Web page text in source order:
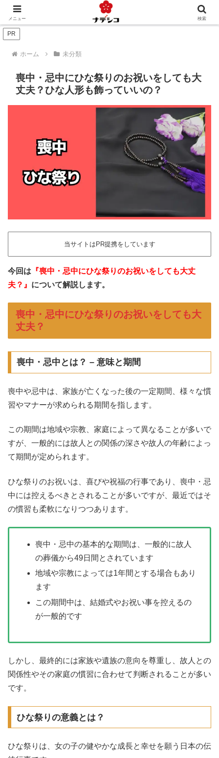
年中行事（季節） 年中行事（人生） おくりもの
PR
ホーム 未分類
喪中・忌中にひな祭りのお祝いをしても大
丈夫？ひな人形も飾っていいの？
当サイトはPR提携をしています
今回は 『喪中・忌中にひな祭りのお祝いをしても大丈
夫？』 について解説します。
喪中・忌中にひな祭りのお祝いをしても大
丈夫？
喪中・忌中とは？ – 意味と期間
喪中や忌中は、家族が亡くなった後の一定期間、様々な慣
習やマナーが求められる期間を指します。
この期間は地域や宗教、家庭によって異なることが多いで
すが、一般的には故人との関係の深さや故人の年齢によっ
て期間が定められます。
ひな祭りのお祝いは、喜びや祝福の行事であり、喪中・忌
中には控えるべきとされることが多いですが、最近ではそ
の慣習も柔軟になりつつあります。
喪中・忌中の基本的な期間は、一般的に故人
の葬儀から49日間とされています
地域や宗教によっては1年間とする場合もあり
ます
この期間中は、結婚式やお祝い事を控えるの
が一般的です
しかし、最終的には家族や遺族の意向を尊重し、故人との
関係性やその家庭の慣習に合わせて判断されることが多い
です。
ひな祭りの意義とは？
ひな祭りは、女の子の健やかな成長と幸せを願う日本の伝
メニュー 検索